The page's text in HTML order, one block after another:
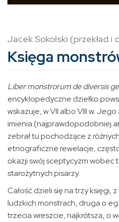
Jacek Sokolski (przekład i
Księga
Liber monstrorum de diversis
encyklopedyczne dziełko
wskazuje, w VII albo VIII w.
imienia (najprawdopodobniej
zebrał tu pochodzące z
etnograficzne rewelacje,
okazji swój sceptycyzm wobec
starożytnych pisarzy.
Całość dzieli się na trzy księgi,
ludzkich monstrach, druga o
trzecia wreszcie, najkrótsza, o